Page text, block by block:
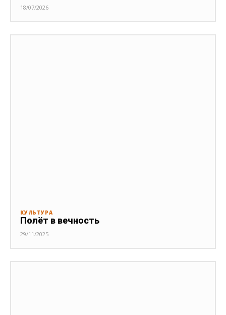
18/07/2026
КУЛЬТУРА
Полёт в вечность
29/11/2025